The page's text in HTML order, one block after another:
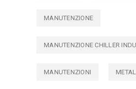
MANUTENZIONE
MANUTENZIONE CHILLER
MANUTENZIONI METAL